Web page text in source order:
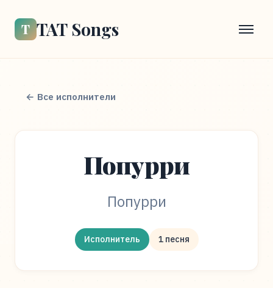
Т TAT Songs
← Все исполнители
Попурри
Попурри
Исполнитель 1 песня